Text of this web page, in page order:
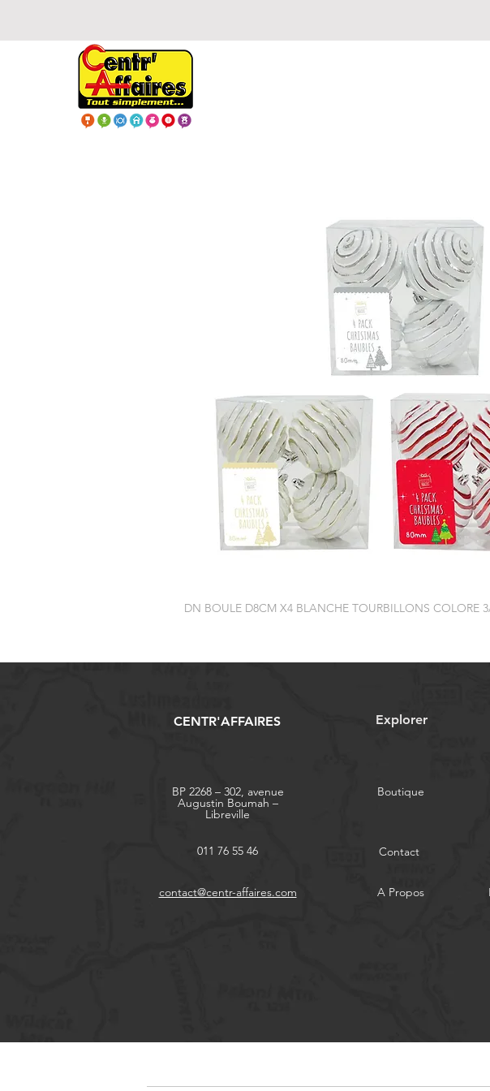
DN BOULE D8CM X4 BLANCHE TOURBILLONS COLORE
CENTR'AFFAIRES Explorer
BP 2268 – 302, avenue
Augustin Boumah –
Libreville
011 76 55 46
contact@centr-affaires.com
Boutique
Contact
A Propos